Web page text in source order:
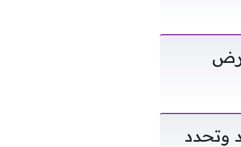
وتحدد